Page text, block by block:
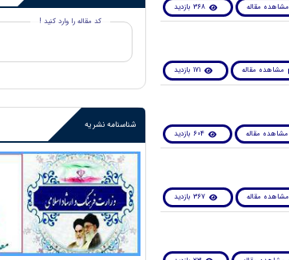
مشاهده مقاله 368 بازدید
مشاهده مقاله 171 بازدید
مشاهده مقاله 604 بازدید
مشاهده مقاله 367 بازدید
کد مقاله را وارد کنید !
شناسنامه نشریه